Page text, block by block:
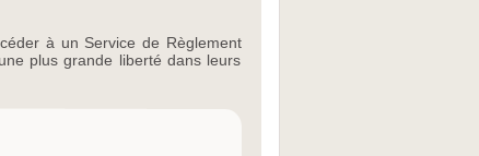
à un Service de Règlement
plus grande liberté dans leurs